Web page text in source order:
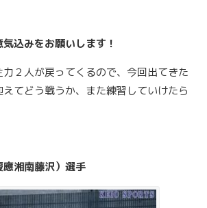
込みをお願いします！
２人が戻ってくるので、今回出てきた
てどう戦うか、また練習していけたら
湘南藤沢）選手